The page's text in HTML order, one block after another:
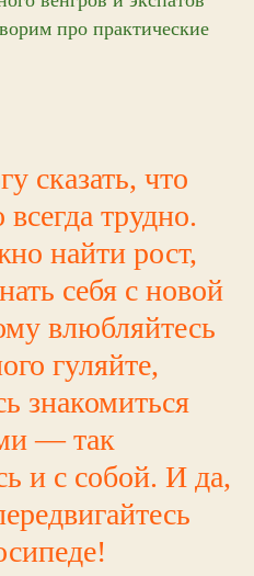
про практические
сказать, что
трудно.
найти рост,
себя с новой
влюбляйтесь
гуляйте,
знакомиться
— так
и с собой. И да,